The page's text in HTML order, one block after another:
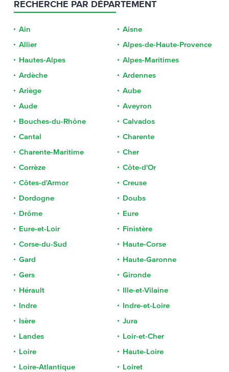
RECHERCHE PAR DÉPARTEMENT
Ain
Aisne
Allier
Alpes-de-Haute-Provence
Hautes-Alpes
Alpes-Maritimes
Ardèche
Ardennes
Ariège
Aube
Aude
Aveyron
Bouches-du-Rhône
Calvados
Cantal
Charente
Charente-Maritime
Cher
Corrèze
Côte-d'Or
Côtes-d'Armor
Creuse
Dordogne
Doubs
Drôme
Eure
Eure-et-Loir
Finistère
Corse-du-Sud
Haute-Corse
Gard
Haute-Garonne
Gers
Gironde
Hérault
Ille-et-Vilaine
Indre
Indre-et-Loire
Isère
Jura
Landes
Loir-et-Cher
Loire
Haute-Loire
Loire-Atlantique
Loiret